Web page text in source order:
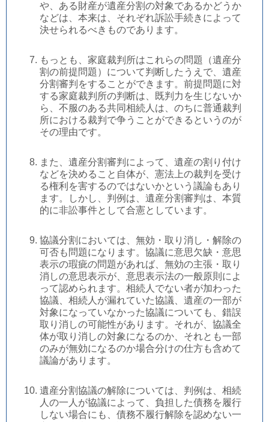
や、ある財産が遺産分割の対象であるかどうか
などは、本来は、それぞれ訴訟手続きによって
決せられるべきものであります。
もっとも、家庭裁判所はこれらの問題（遺産分
割の前提問題）について判断したうえで、遺産
分割審判をすることができます。前提問題に対
する家庭裁判所の判断は、既判力を生じないか
ら、不服のある共同相続人は、のちに普通裁判
所における裁判で争うことができるというのが
その理由です。
また、遺産分割審判によって、遺産の割り付け
などを決めること自体が、憲法上の裁判を受け
る権利を害するのではないかという議論もあり
ます。しかし、判例は、遺産分割審判は、本質
的に非訟事件として合憲としています。
協議分割においては、無効・取り消し・解除の
可否も問題になります。協議に意思欠缺・意思
表示の瑕疵の問題があれば、無効の主張・取り
消しの意思表示が、意思表示法の一般原則によ
って認められます。相続人でない者が加わった
協議、相続人が漏れていた協議、遺産の一部が
対象になっていなかった協議についても、錯誤
取り消しの可能性があります。それが、協議全
体が取り消しの対象になるのか、それとも一部
のみが無効になるのか場合分けの仕方も含めて
議論があります。
遺産分割協議の解除については、判例は、相続
人の一人が協議によって、負担した債務を履行
しない場合にも、債務不履行解除を認めない一